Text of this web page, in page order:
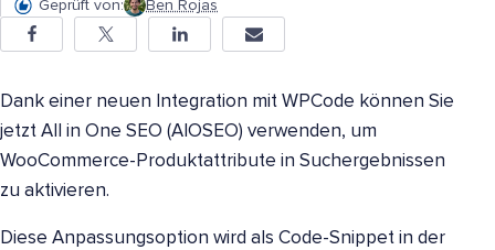
Geprüft von:
Ben Rojas
Dank einer neuen Integration mit WPCode können Sie
jetzt All in One SEO (AIOSEO) verwenden, um
WooCommerce-Produktattribute in Suchergebnissen
zu aktivieren.
Diese Anpassungsoption wird als Code-Snippet in der